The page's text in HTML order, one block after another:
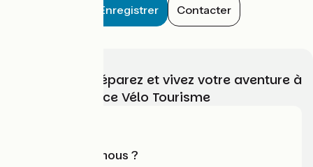
Enregistrer Contacter
Choisissez, préparez et vivez votre aventure à
vélo avec France Vélo Tourisme
Qui sommes-nous ?